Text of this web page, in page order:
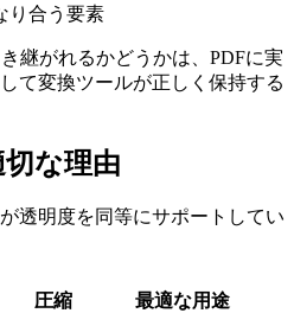
り合う要素
継がれるかどうかは、PDFに実
て変換ツールが正しく保持する
な理由
透明度を同等にサポートしてい
圧縮 最適な用途